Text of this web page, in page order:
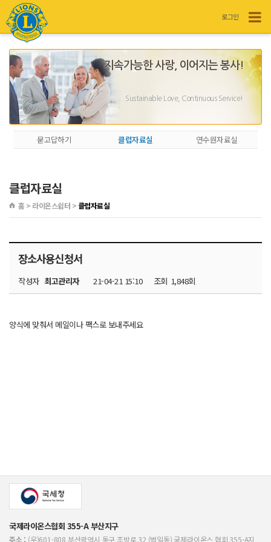
로그인
지속가능한 사랑, 이어지는 봉사!
Sustainable Love, Continuous Service!
묻고답하기 클럽자료실 연수원자료실
클럽자료실
홈 > 라이온스쉽터 > 클럽자료실
장소사용신청서
작성자 최고관리자 21-04-21 15:10 조회 1,848회
양식에 맞춰서 메일이나 팩스로 보내주세요
국제라이온스협회 355-A 부산지구
주소 : (우)601-808 부산광역시 동구 조방로 32 (범일동) 국제라이온스 협회 355-A지